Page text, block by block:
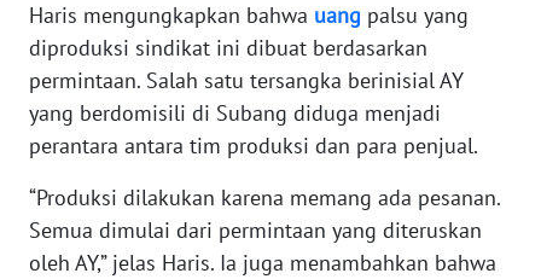
Haris mengungkapkan bahwa uang palsu yang
diproduksi sindikat ini dibuat berdasarkan
permintaan. Salah satu tersangka berinisial AY
yang berdomisili di Subang diduga menjadi
perantara antara tim produksi dan para penjual.
“Produksi dilakukan karena memang ada pesanan.
Semua dimulai dari permintaan yang diteruskan
oleh AY,” jelas Haris. Ia juga menambahkan bahwa
REDAKSI
KARIR
DISCLAIMER
Wahana
News
Regional